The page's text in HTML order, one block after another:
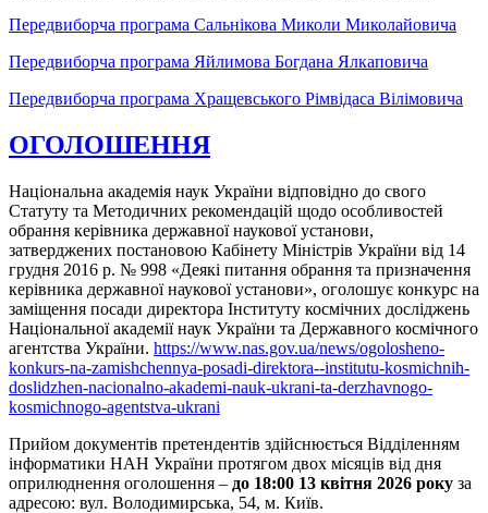
Передвиборча програма Сальнікова Миколи Миколайовича
Передвиборча програма Яйлимова Богдана Ялкаповича
Передвиборча програма Хращевського Рімвідаса Вілімовича
ОГОЛОШЕННЯ
Національна академія наук України відповідно до свого
Статуту та Методичних рекомендацій щодо особливостей
обрання керівника державної наукової установи,
затверджених постановою Кабінету Міністрів України від 14
грудня 2016 р. № 998 «Деякі питання обрання та призначення
керівника державної наукової установи», оголошує конкурс на
заміщення посади директора Інституту космічних досліджень
Національної академії наук України та Державного космічного
агентства України. https://www.nas.gov.ua/news/ogolosheno-
konkurs-na-zamishchennya-posadi-direktora--institutu-kosmichnih-
doslidzhen-nacionalno-akademi-nauk-ukrani-ta-derzhavnogo-
kosmichnogo-agentstva-ukrani
Прийом документів претендентів здійснюється Відділенням
інформатики НАН України протягом двох місяців від дня
оприлюднення оголошення – до 18:00 13 квітня 2026 року за
адресою: вул. Володимирська, 54, м. Київ.